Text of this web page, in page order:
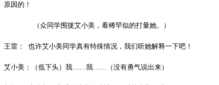
原因的！
（众同学围拢艾小美，看稀罕似的打量她。）
王雷： 也许艾小美同学真有特殊情况，我们听她解释一下吧！
艾小美：（低下头）我……我……（没有勇气说出来）